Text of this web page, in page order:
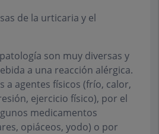
de la urticaria y el
son muy diversas y
a una reacción alérgica.
a agentes físicos (frío, calor,
ejercicio físico), por el
medicamentos
opiáceos, yodo) o por